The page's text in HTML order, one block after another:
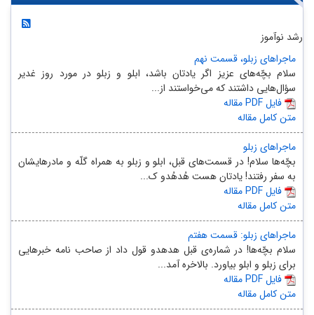
رشد نوآموز
ماجراهای زبلو، قسمت نهم
سلام بچّه‌های عزیز اگر یادتان باشد، ابلو و زبلو در مورد روز غدیر
سؤال‌هایی داشتند که می‌خواستند از...
مقاله PDF فایل
متن کامل مقاله
ماجراهای زبلو
بچّه‌ها سلام! در قسمت‌های قبل، ابلو و زبلو به همراه گلّه و مادرهایشان
به سفر رفتند! یادتان هست هُدهُدو ک...
مقاله PDF فایل
متن کامل مقاله
ماجراهای زبلو: قسمت هفتم
سلام بچّه‌ها! در شماره‌ی قبل هدهدو قول داد از صاحب نامه خبرهایی
برای زبلو و ابلو بیاورد. ‌بالاخره آمد...
مقاله PDF فایل
متن کامل مقاله